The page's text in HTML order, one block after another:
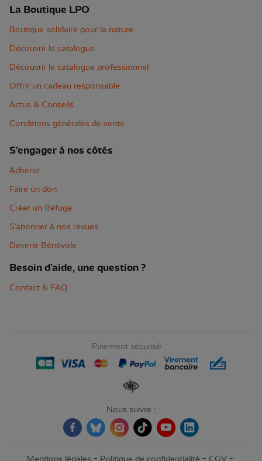
La Boutique LPO
Boutique solidaire pour la nature
Découvrir le catalogue
Découvrir le catalogue professionnel
Offrir un cadeau responsable
Actus & Conseils
Conditions générales de vente
S'engager à nos côtés
Adhérer
Faire un don
Créer un Refuge
S'abonner à nos revues
Devenir Bénévole
Besoin d'aide, une question ?
Contact & FAQ
Paiement sécurisé
Renforcer les contrastes
Nous suivre :
Mentions légales - Politique de confidentialité - CGV -